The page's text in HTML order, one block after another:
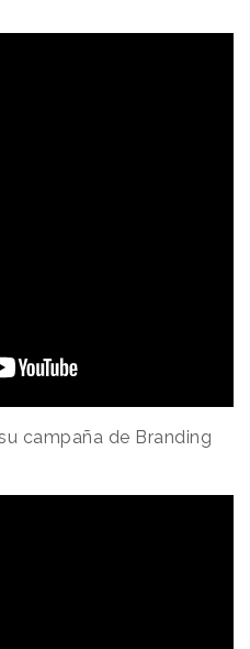
campaña de Branding